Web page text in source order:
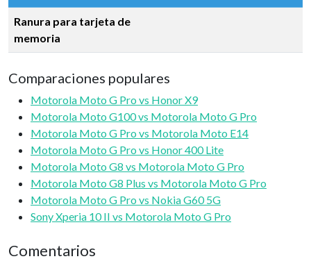
Ranura para tarjeta de
memoria
Comparaciones populares
Motorola Moto G Pro vs Honor X9
Motorola Moto G100 vs Motorola Moto G Pro
Motorola Moto G Pro vs Motorola Moto E14
Motorola Moto G Pro vs Honor 400 Lite
Motorola Moto G8 vs Motorola Moto G Pro
Motorola Moto G8 Plus vs Motorola Moto G Pro
Motorola Moto G Pro vs Nokia G60 5G
Sony Xperia 10 II vs Motorola Moto G Pro
Comentarios